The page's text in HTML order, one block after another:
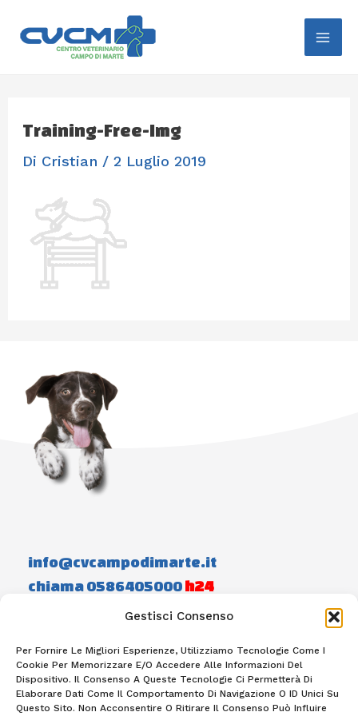
Gestisci Consenso
Per Fornire Le Migliori Esperienze, Utilizziamo Tecnologie Come I
Cookie Per Memorizzare E/o Accedere Alle Informazioni Del
Dispositivo. Il Consenso A Queste Tecnologie Ci Permetterà Di
Elaborare Dati Come Il Comportamento Di Navigazione O ID Unici Su
Questo Sito. Non Acconsentire O Ritirare Il Consenso Può Influire
Training-Free-Img
Di Cristian /2 Luglio 2019
info@cvcampodimarte.it
chiama 0586405000h24
Home Staff Photogallery Contatti
F
A
I
N